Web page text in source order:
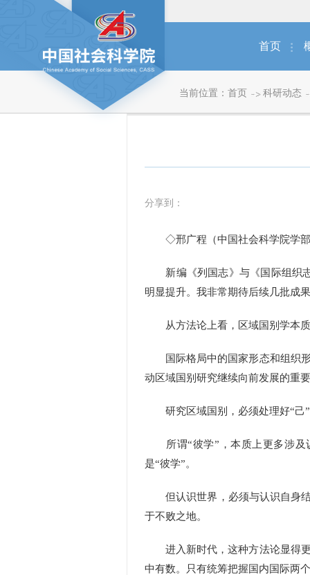
首页
当前位置： 首页 科研动态
分享到：
◇邢广程（中国社会科学院学部
新编《列国志》与《国际组织志
明显提升。我非常期待后续几批成
从方法论上看，区域国别学本质
国际格局中的国家形态和组织形
动区域国别研究继续向前发展的重
研究区域国别，必须处理好“己”
所谓“彼学”，本质上更多涉及
是“彼学”。
但认识世界，必须与认识自身结
于不败之地。
进入新时代，这种方法论显得更
中有数。只有统筹把握国内国际两